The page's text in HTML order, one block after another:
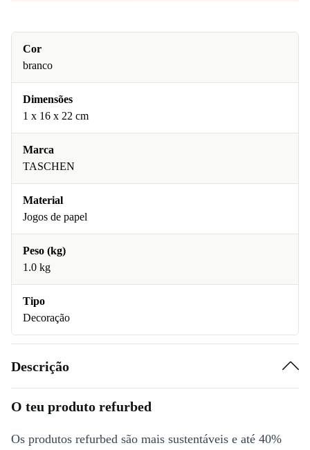
Cor
branco
Dimensões
1 x 16 x 22 cm
Marca
TASCHEN
Material
Jogos de papel
Peso (kg)
1.0 kg
Tipo
Decoração
Descrição
O teu produto refurbed
Os produtos refurbed são mais sustentáveis e até 40%